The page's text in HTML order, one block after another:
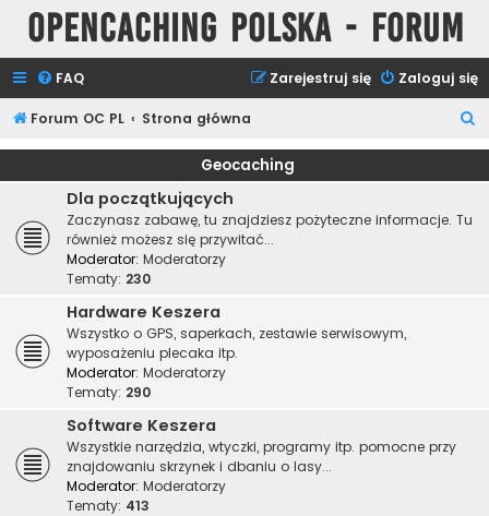
Opencaching Polska - Forum
FAQ Zaloguj się
Zarejestruj się
Forum OC PL Strona główna
z
Geocaching
Dla początkujących
Zaczynasz zabawę, tu znajdziesz pożyteczne informacje. Tu
również możesz się przywitać...
Moderator: Moderatorzy
Tematy: 230
Hardware Keszera
Wszystko o GPS, saperkach, zestawie serwisowym,
wyposażeniu plecaka itp.
Moderator: Moderatorzy
Tematy: 290
Software Keszera
Wszystkie narzędzia, wtyczki, programy itp. pomocne przy
znajdowaniu skrzynek i dbaniu o lasy...
Moderator: Moderatorzy
Tematy: 413